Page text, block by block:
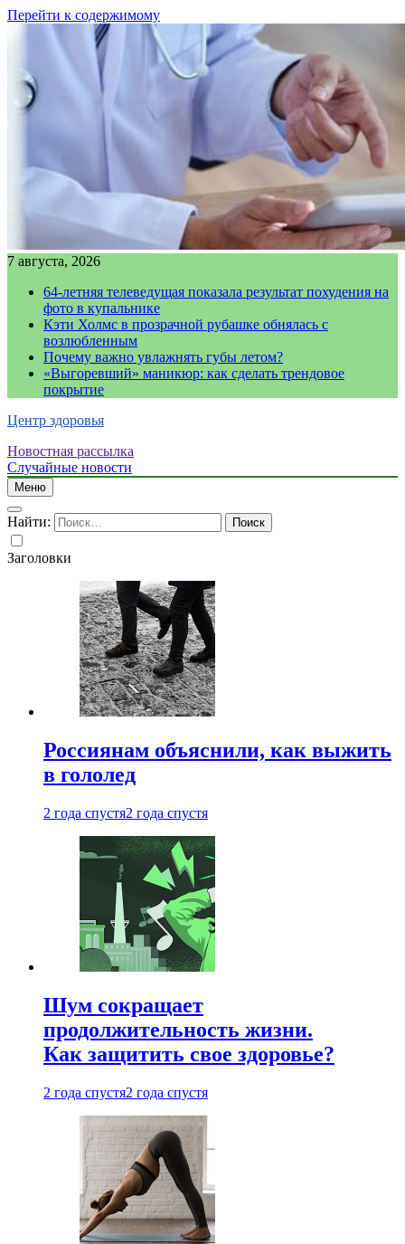
Перейти к содержимому
7 августа, 2026
64-летняя телеведущая показала результат похудения на
фото в купальнике
Кэти Холмс в прозрачной рубашке обнялась с
возлюбленным
Почему важно увлажнять губы летом?
«Выгоревший» маникюр: как сделать трендовое
покрытие
Центр здоровья
Новостная рассылка
Случайные новости
Меню
Найти:
Заголовки
Россиянам объяснили, как выжить
в гололед
2 года спустя2 года спустя
Шум сокращает
продолжительность жизни.
Как защитить свое здоровье?
2 года спустя2 года спустя